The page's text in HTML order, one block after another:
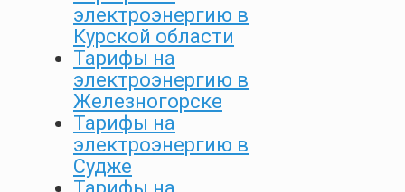
электроэнергию в
Курской области
Тарифы на
электроэнергию в
Железногорске
Тарифы на
электроэнергию в
Судже